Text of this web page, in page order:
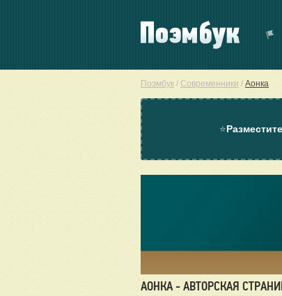
Поэмбук / Современники / Аонка
⭐
АОНКА - АВТОРСКАЯ